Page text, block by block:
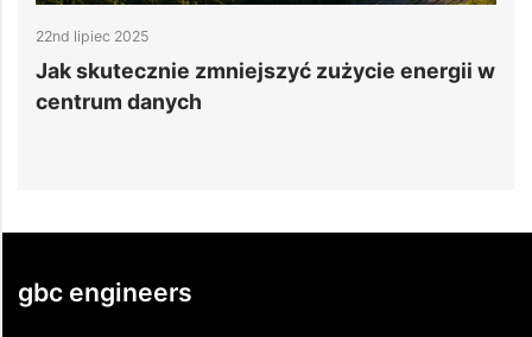
22nd lipiec 2025
Jak skutecznie zmniejszyć zużycie energii w
centrum danych
gbc engineers